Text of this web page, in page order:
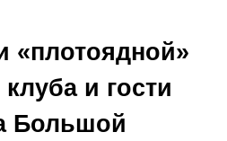
«плотоядной»
и гости
Большой